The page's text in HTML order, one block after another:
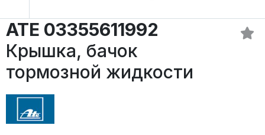
ATE 03355611992
Крышка, бачок
тормозной жидкости